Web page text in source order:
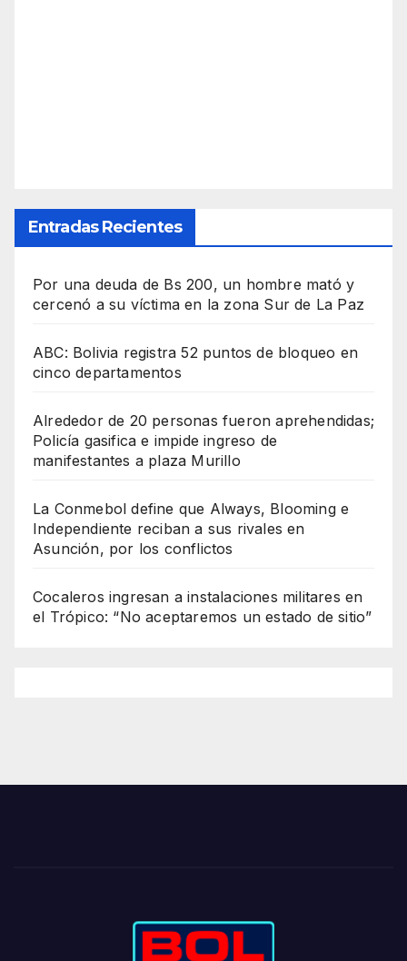
Entradas Recientes
Por una deuda de Bs 200, un hombre mató y
cercenó a su víctima en la zona Sur de La Paz
ABC: Bolivia registra 52 puntos de bloqueo en
cinco departamentos
Alrededor de 20 personas fueron aprehendidas;
Policía gasifica e impide ingreso de
manifestantes a plaza Murillo
La Conmebol define que Always, Blooming e
Independiente reciban a sus rivales en
Asunción, por los conflictos
Cocaleros ingresan a instalaciones militares en
el Trópico: “No aceptaremos un estado de sitio”